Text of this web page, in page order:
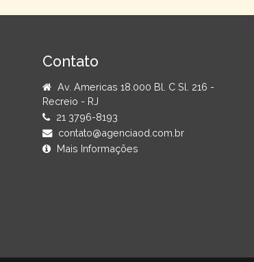
Contato
Av. Americas 18.000 Bl. C Sl. 216 -
Recreio - RJ
21 3796-8193
contato@agenciaod.com.br
Mais Informações